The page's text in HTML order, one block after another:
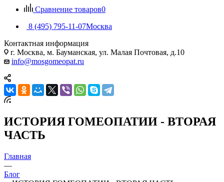
Сравнение товаров0
8 (495) 795-11-07Москва
Контактная информация
г. Москва, м. Бауманская, ул. Малая Почтовая, д.10
info@mosgomeopat.ru
ИСТОРИЯ ГОМЕОПАТИИ - ВТОРАЯ
ЧАСТЬ
Главная
—
Блог